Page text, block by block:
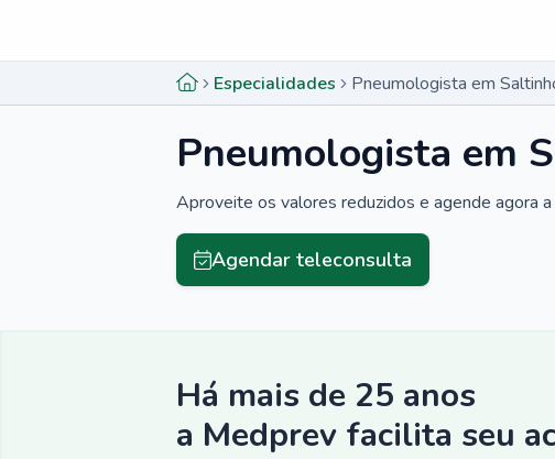
Especialidades Pneumologista em
Pneumologista em
Aproveite os valores reduzidos e agende agora a
Agendar teleconsulta
Há mais de 25 anos
a Medprev facilita seu